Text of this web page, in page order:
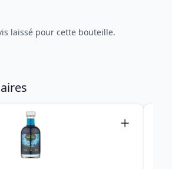
laissé pour cette bouteille.